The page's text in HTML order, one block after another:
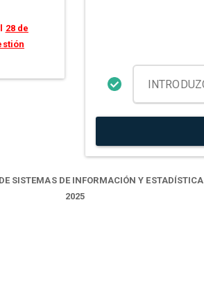
28 de
SISTEMAS DE INFORMACIÓN Y ESTADÍSTICA
2025